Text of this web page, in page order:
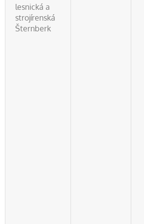
lesnická a
strojírenská
Šternberk